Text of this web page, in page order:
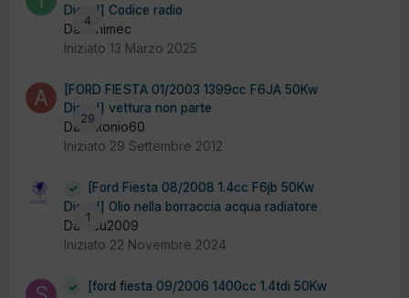
4
Diesel] Codice radio
Da tonimec
Iniziato 13 Marzo 2025
29
[FORD FIESTA 01/2003 1399cc F6JA 50Kw
Diesel] vettura non parte
Da antonio60
Iniziato 29 Settembre 2012
1
[Ford Fiesta 08/2008 1.4cc F6jb 50Kw
Diesel] Olio nella borraccia acqua radiatore
Da ecu2009
Iniziato 22 Novembre 2024
[ford fiesta 09/2006 1400cc 1.4tdi 50Kw